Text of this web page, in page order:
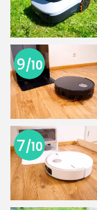
9/10
7/10